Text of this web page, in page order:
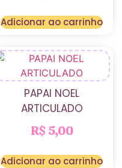
Adicionar ao carrinho
PAPAI NOEL
ARTICULADO
R$ 5,00
Adicionar ao carrinho